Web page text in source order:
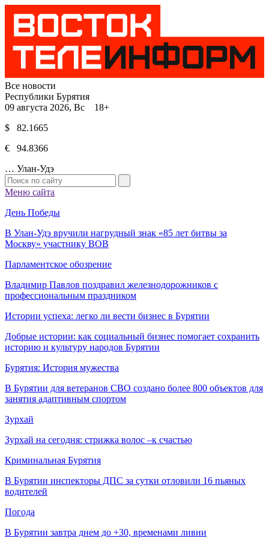
Все новости
Республики Бурятия
09 августа 2026, Вс 18+
$ 82.1665
€ 94.8366
… Улан-Удэ
Меню сайта
День Победы
В Улан-Удэ вручили нагрудный знак «85 лет битвы за
Москву» участнику ВОВ
Парламентское обозрение
Владимир Павлов поздравил железнодорожников с
профессиональным праздником
Истории успеха: легко ли вести бизнес в Бурятии
Добрые истории: как социальный бизнес помогает сохранить
историю и культуру народов Бурятии
Бурятия: История мужества
В Бурятии для ветеранов СВО создано более 800 объектов для
занятия адаптивным спортом
Зурхай
Зурхай на сегодня: стрижка волос –к счастью
Криминальная Бурятия
В Бурятии инспекторы ДПС за сутки отловили 16 пьяных
водителей
Погода
В Бурятии завтра днем до +30, временами ливни